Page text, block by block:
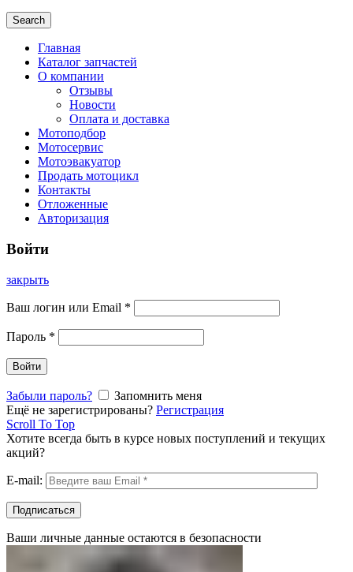
Search
Главная
Каталог запчастей
О компании
Отзывы
Новости
Оплата и доставка
Мотоподбор
Мотосервис
Мотоэвакуатор
Продать мотоцикл
Контакты
Отложенные
Авторизация
Войти
закрыть
Ваш логин или Email *
Пароль *
Войти
Забыли пароль?
Запомнить меня
Ещё не зарегистрированы? Регистрация
Scroll To Top
Хотите всегда быть в курсе новых поступлений и текущих
акций?
E-mail:
Ваши личные данные остаются в безопасности